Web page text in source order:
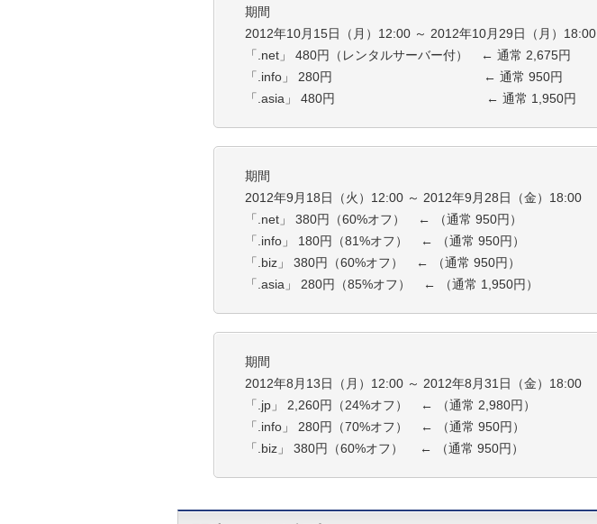
期間
2012年10月15日（月）12:00 ～ 2012年10月29日（月）18:00
「.net」 480円（レンタルサーバー付） ← 通常 2,675円
「.info」 280円 ← 通常 950円
「.asia」 480円 ← 通常 1,950円
期間
2012年9月18日（火）12:00 ～ 2012年9月28日（金）18:00
「.net」 380円（60%オフ） ← （通常 950円）
「.info」 180円（81%オフ） ← （通常 950円）
「.biz」 380円（60%オフ） ← （通常 950円）
「.asia」 280円（85%オフ） ← （通常 1,950円）
期間
2012年8月13日（月）12:00 ～ 2012年8月31日（金）18:00
「.jp」 2,260円（24%オフ） ← （通常 2,980円）
「.info」 280円（70%オフ） ← （通常 950円）
「.biz」 380円（60%オフ） ← （通常 950円）